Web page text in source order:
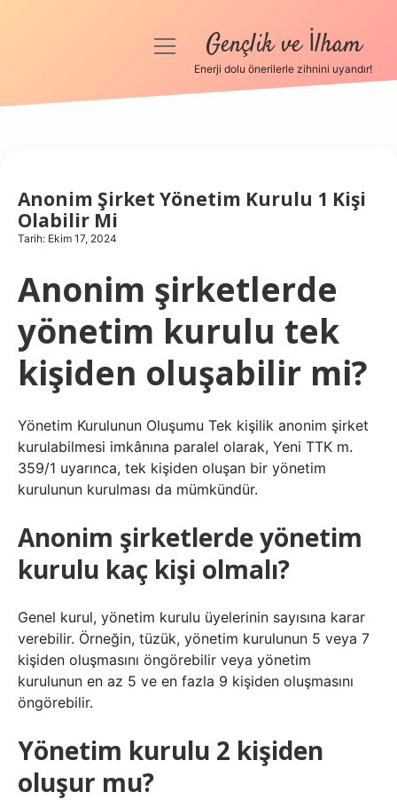
Anasayfa
Hakkımızda
menüyüGençlik ve İlham
Enerji dolu önerilerle zihnini uyandır!
Anonim Şirket Yönetim Kurulu 1 Kişi
Olabilir Mi
Tarih: Ekim 17, 2024
Anonim şirketlerde
yönetim kurulu tek
kişiden oluşabilir mi?
Yönetim Kurulunun Oluşumu Tek kişilik anonim şirket
kurulabilmesi imkânına paralel olarak, Yeni TTK m.
359/1 uyarınca, tek kişiden oluşan bir yönetim
kurulunun kurulması da mümkündür.
Anonim şirketlerde yönetim
kurulu kaç kişi olmalı?
Genel kurul, yönetim kurulu üyelerinin sayısına karar
verebilir. Örneğin, tüzük, yönetim kurulunun 5 veya 7
kişiden oluşmasını öngörebilir veya yönetim
kurulunun en az 5 ve en fazla 9 kişiden oluşmasını
öngörebilir.
Yönetim kurulu 2 kişiden
oluşur mu?